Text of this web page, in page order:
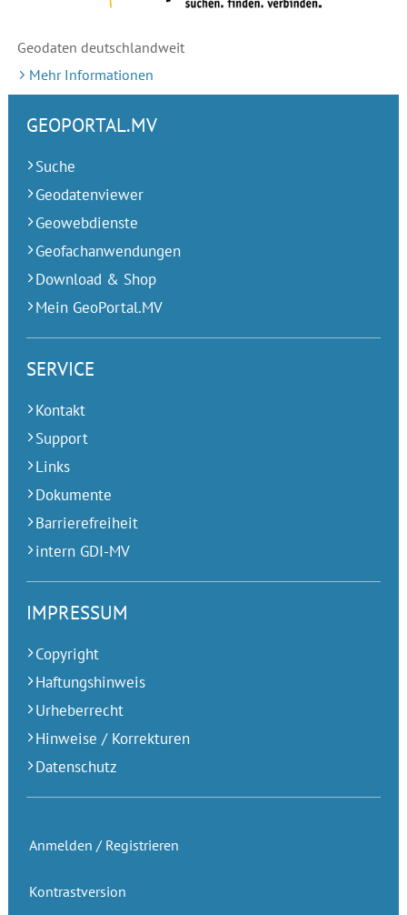
Geodaten deutschlandweit
Mehr Informationen
GEOPORTAL.MV
Suche
Geodatenviewer
Geowebdienste
Geofachanwendungen
Download & Shop
Mein GeoPortal.MV
SERVICE
Kontakt
Support
Links
Dokumente
Barrierefreiheit
intern GDI-MV
IMPRESSUM
Copyright
Haftungshinweis
Urheberrecht
Hinweise / Korrekturen
Datenschutz
Anmelden / Registrieren
Kontrastversion